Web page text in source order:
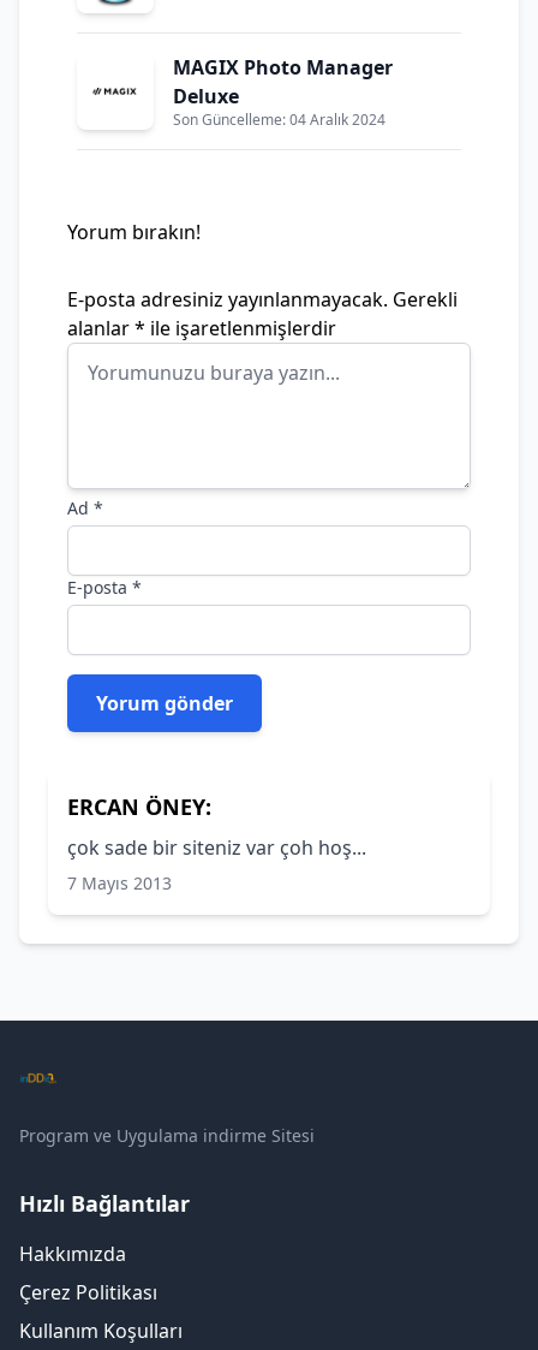
MAGIX Photo Manager
Deluxe
Son Güncelleme: 04 Aralık 2024
Yorum bırakın!
E-posta adresiniz yayınlanmayacak. Gerekli
alanlar* ile işaretlenmişlerdir
Ad *
E-posta *
ERCAN ÖNEY:
çok sade bir siteniz var çoh hoş...
7 Mayıs 2013
Program ve Uygulama indirme Sitesi
Hızlı Bağlantılar
Hakkımızda
Çerez Politikası
Kullanım Koşulları